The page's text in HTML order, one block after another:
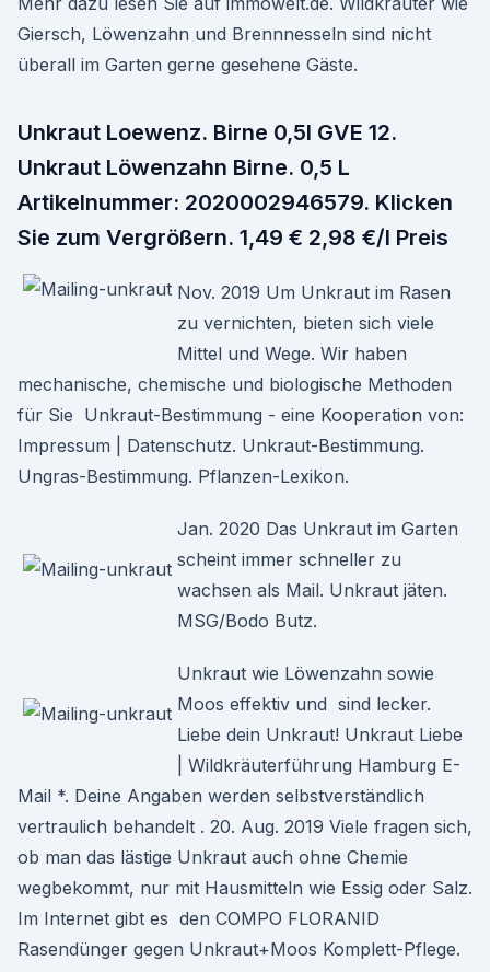
Giersch, Löwenzahn und Brennnesseln sind nicht
überall im Garten gerne gesehene Gäste.
Unkraut Loewenz. Birne 0,5l GVE 12.
Unkraut Löwenzahn Birne. 0,5 L
Artikelnummer: 2020002946579. Klicken
Sie zum Vergrößern. 1,49 € 2,98 €/l Preis
Nov. 2019 Um Unkraut im Rasen
zu vernichten, bieten sich viele
Mittel und Wege. Wir haben
mechanische, chemische und biologische Methoden
für Sie Unkraut-Bestimmung - eine Kooperation von:
Impressum | Datenschutz. Unkraut-Bestimmung.
Ungras-Bestimmung. Pflanzen-Lexikon.
Jan. 2020 Das Unkraut im Garten
scheint immer schneller zu
wachsen als Mail. Unkraut jäten.
MSG/Bodo Butz.
Unkraut wie Löwenzahn sowie
Moos effektiv und sind lecker.
Liebe dein Unkraut! Unkraut Liebe
| Wildkräuterführung Hamburg E-
Mail *. Deine Angaben werden selbstverständlich
vertraulich behandelt . 20. Aug. 2019 Viele fragen sich,
ob man das lästige Unkraut auch ohne Chemie
wegbekommt, nur mit Hausmitteln wie Essig oder Salz.
Im Internet gibt es den COMPO FLORANID
Rasendünger gegen Unkraut+Moos Komplett-Pflege.